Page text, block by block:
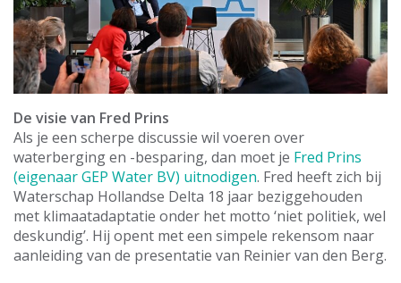
De visie van Fred Prins
Als je een scherpe discussie wil voeren over
waterberging en -besparing, dan moet je Fred Prins
(eigenaar GEP Water BV) uitnodigen. Fred heeft zich bij
Waterschap Hollandse Delta 18 jaar beziggehouden
met klimaatadaptatie onder het motto ‘niet politiek, wel
deskundig’. Hij opent met een simpele rekensom naar
aanleiding van de presentatie van Reinier van den Berg.